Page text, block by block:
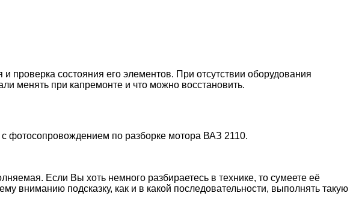
проверка состояния его элементов. При отсутствии оборудования
менять при капремонте и что можно восстановить.
фотосопровождением по разборке мотора ВАЗ 2110.
Если Вы хоть немного разбираетесь в технике, то сумеете её
вниманию подсказку, как и в какой последовательности, выполнять такую